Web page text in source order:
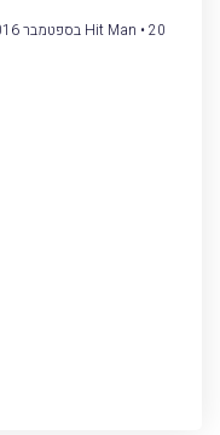
Hit Man 20 בספטמבר 2016